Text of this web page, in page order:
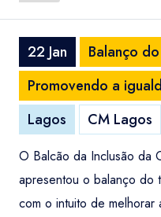
22 Jan
Balanço
Promovendo a
Lagos
CM Lagos
O Balcão da Inclusão da
apresentou o balanço do
com o intuito de